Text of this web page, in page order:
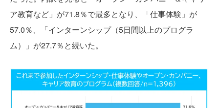
ア教育など」が71.8％で最多となり、「仕事体験」が
57.0％、「インターンシップ（5日間以上のプログラ
ム）」が27.7％と続いた。